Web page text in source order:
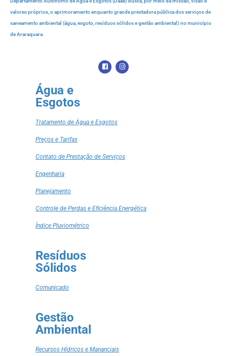
valores próprios, o aprimoramento enquanto grande prestadora pública dos serviços de
saneamento ambiental (água, esgoto, resíduos sólidos e gestão ambiental) no município
de Araraquara.
Água e
Esgotos
Tratamento de Água e Esgotos
Preços e Tarifas
Contato de Prestação de Serviços
Engenharia
Planejamento
Controle de Perdas e Eficiência Energética
Índice Pluviométrico
Resíduos
Sólidos
Comunicado
Gestão
Ambiental
Recursos Hídricos e Mananciais